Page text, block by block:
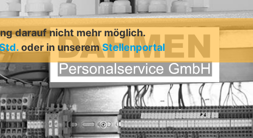
darauf nicht mehr möglich.
oder in unseremStellenportal